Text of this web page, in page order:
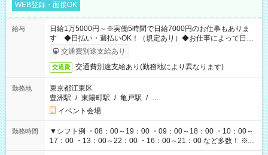
WEB登録・面接OK
給与
日給1万5000円～※実働5時間で日給7000円のお仕事もありま
す ◆日払い・週払いOK！（規定あり）◆お仕事によって日給
も異なります
交通費別途支給あり
交通費 交通費別途支給あり(勤務地により異なります)
勤務地
東京都江東区
豊洲駅 / 東陽町駅 / 亀戸駅 / …
イベント会場
勤務時間
▼シフト例 ・08：00～19：00 ・09：00～18：00 ・10：00～
17：00 ・13：00～22：00 ・16：00～21：00 など多数！ ※お
仕事により勤務時間が異なります